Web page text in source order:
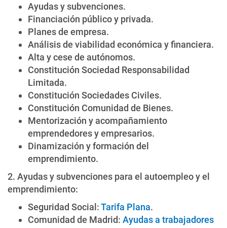
Ayudas y subvenciones.
Financiación público y privada.
Planes de empresa.
Análisis de viabilidad económica y financiera.
Alta y cese de autónomos.
Constitución Sociedad Responsabilidad
Limitada.
Constitución Sociedades Civiles.
Constitución Comunidad de Bienes.
Mentorización y acompañamiento
emprendedores y empresarios.
Dinamización y formación del
emprendimiento.
2. Ayudas y subvenciones para el autoempleo y el
emprendimiento:
Seguridad Social:Tarifa Plana.
Comunidad de Madrid: Ayudas a trabajadores